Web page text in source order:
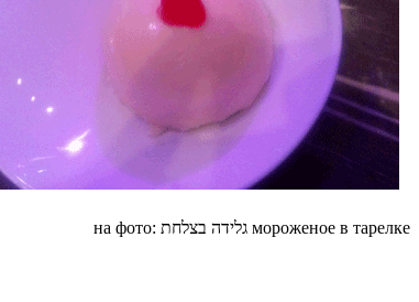
на фото: גלידה בצלחת мороженое в тарелке